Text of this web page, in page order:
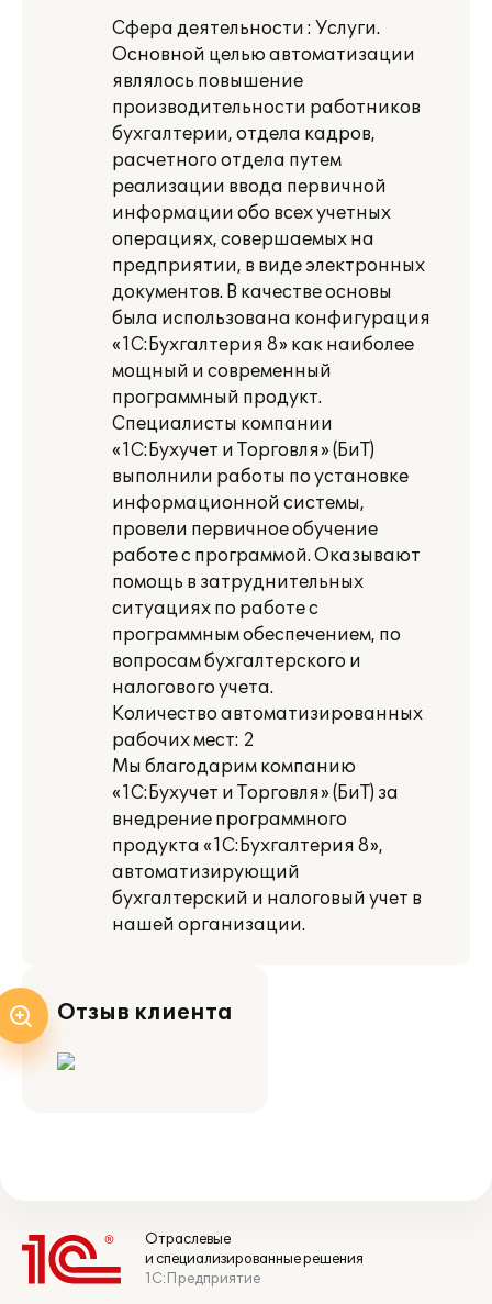
Сфера деятельности : Услуги.
Основной целью автоматизации
являлось повышение
производительности работников
бухгалтерии, отдела кадров,
расчетного отдела путем
реализации ввода первичной
информации обо всех учетных
операциях, совершаемых на
предприятии, в виде электронных
документов. В качестве основы
была использована конфигурация
«1С:Бухгалтерия 8» как наиболее
мощный и современный
программный продукт.
Специалисты компании
«1С:Бухучет и Торговля» (БиТ)
выполнили работы по установке
информационной системы,
провели первичное обучение
работе с программой. Оказывают
помощь в затруднительных
ситуациях по работе с
программным обеспечением, по
вопросам бухгалтерского и
налогового учета.
Количество автоматизированных
рабочих мест: 2
Мы благодарим компанию
«1С:Бухучет и Торговля» (БиТ) за
внедрение программного
продукта «1С:Бухгалтерия 8»,
автоматизирующий
бухгалтерский и налоговый учет в
нашей организации.
Отзыв клиента
Отраслевые
и специализированные решения
1С:Предприятие